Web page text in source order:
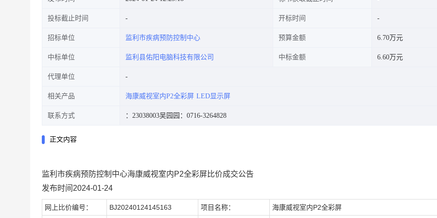
投标截止时间 开标时间
招标单位 监利市疾病预防控制中心 预算金额 6.70万元
中标单位 监利县佑阳电脑科技有限公司 中标金额 6.60万元
代理单位
相关产品 海康威视室内P2全彩屏 LED显示屏
联系方式 ：23038003吴园园：0716-3264828
正文内容
监利市疾病预防控制中心海康威视室内P2全彩屏比价成交公告
发布时间2024-01-24
网上比价编号： BJ20240124145163 项目名称： 海康威视室内P2全彩屏